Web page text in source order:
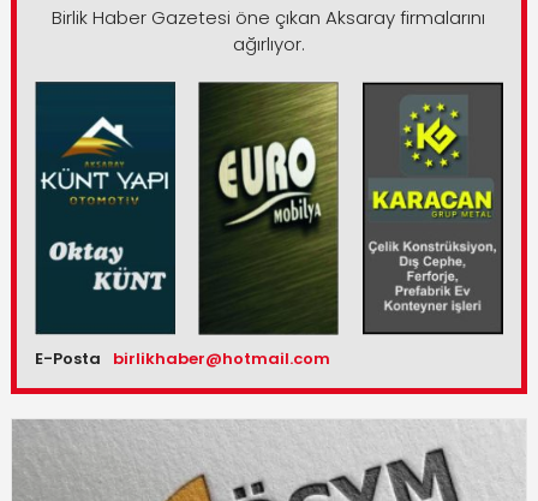
Birlik Haber Gazetesi öne çıkan Aksaray firmalarını
ağırlıyor.
E-Posta birlikhaber@hotmail.com